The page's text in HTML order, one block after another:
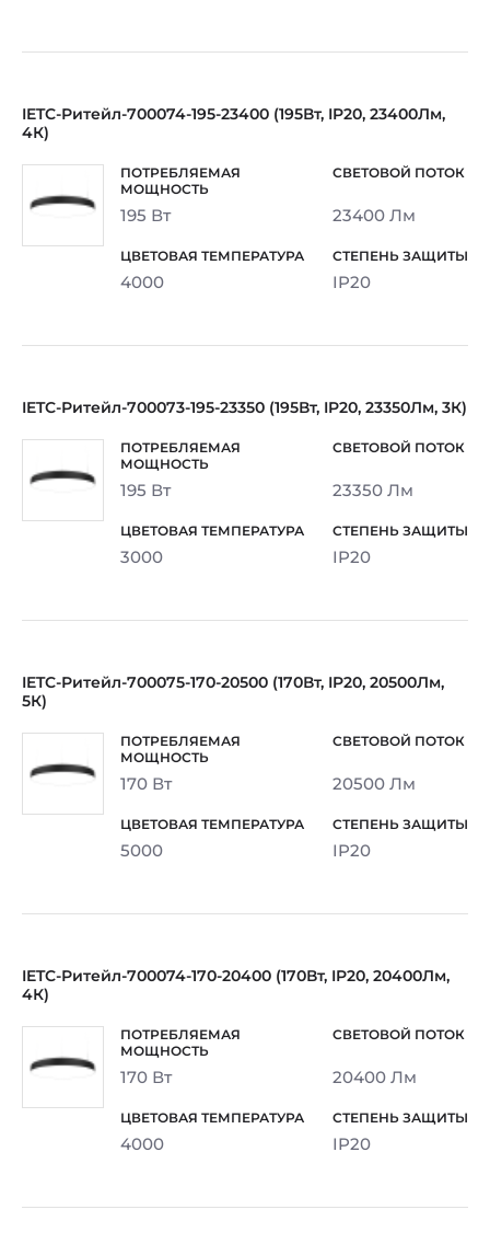
IETC-Ритейл-700074-195-23400 (195Вт, IP20, 23400Лм,
4К)
195 Вт 23400 Лм
4000 IP20
IETC-Ритейл-700073-195-23350 (195Вт, IP20, 23350Лм, 3К)
195 Вт 23350 Лм
3000 IP20
IETC-Ритейл-700075-170-20500 (170Вт, IP20, 20500Лм,
5К)
170 Вт 20500 Лм
5000 IP20
IETC-Ритейл-700074-170-20400 (170Вт, IP20, 20400Лм,
4К)
170 Вт 20400 Лм
4000 IP20